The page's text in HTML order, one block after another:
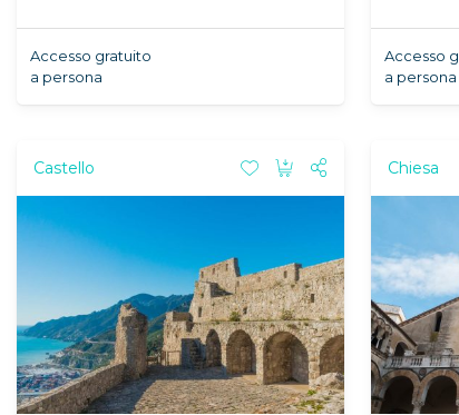
Accesso gratuito
a persona
Accesso
a persona
Castello Chiesa